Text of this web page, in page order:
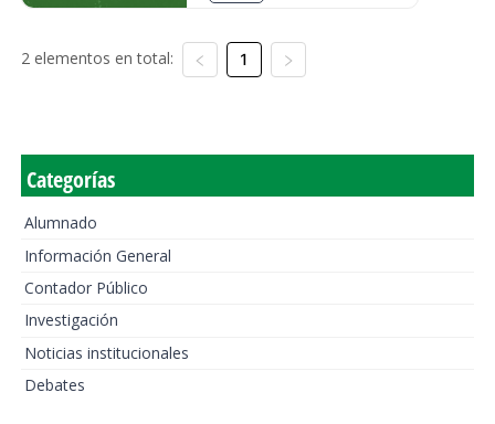
2 elementos en total: 1
Categorías
Alumnado
Información General
Contador Público
Investigación
Noticias institucionales
Debates